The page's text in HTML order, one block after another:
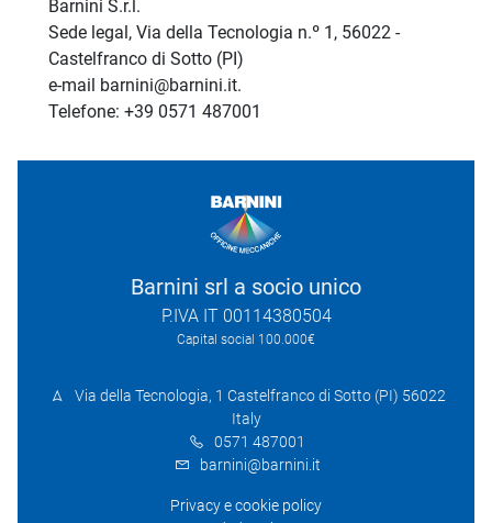
Barnini S.r.l.
Sede legal, Via della Tecnologia n.º 1, 56022 -
Castelfranco di Sotto (PI)
e-mail barnini@barnini.it.
Telefone: +39 0571 487001
Barnini srl a socio unico
P.IVA IT 00114380504
Capital social 100.000€
Via della Tecnologia, 1 Castelfranco di Sotto (PI) 56022
Italy
0571 487001
barnini@barnini.it
Privacy e cookie policy